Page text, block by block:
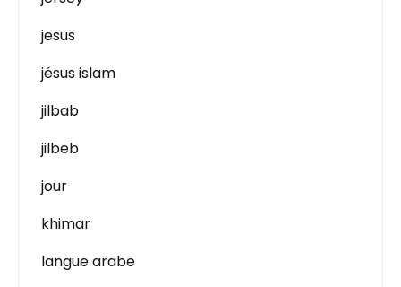
jesus
jésus islam
jilbab
jilbeb
jour
khimar
langue arabe